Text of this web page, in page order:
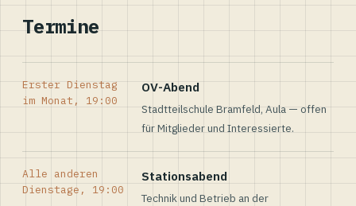
Termine
Erster Dienstag
im Monat, 19:00
OV-Abend
Stadtteilschule Bramfeld, Aula — offen
für Mitglieder und Interessierte.
Alle anderen
Dienstage, 19:00
Stationsabend
Technik und Betrieb an der